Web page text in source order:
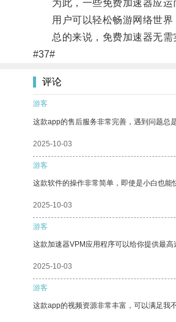
为此，一些免费加速器应运
用户可以轻松畅游网络世界
总的来说，免费加速器无需
#37#
评论
游客
这款app的售后服务非常完善，遇到问题总
2025-10-03
游客
这款软件的操作非常简单，即使是小白也能
2025-10-03
游客
这款加速器VPM应用程序可以给你提供最
2025-10-03
游客
这款app的视频资源非常丰富，可以满足我